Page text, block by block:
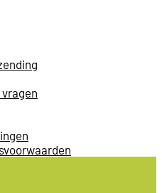
vragen